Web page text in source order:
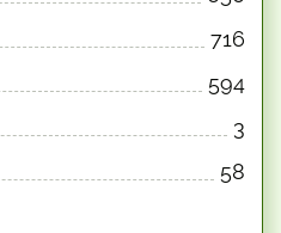
716
594
3
58